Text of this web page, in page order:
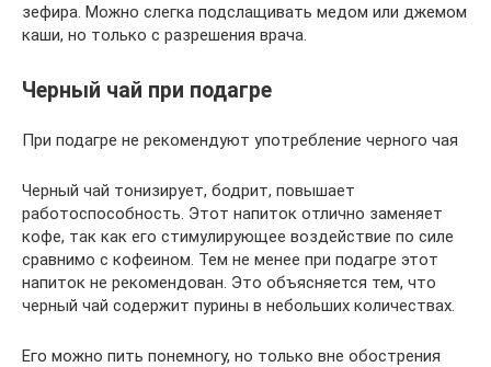
зефира. Можно слегка подслащивать медом или джемом
каши, но только с разрешения врача.
Черный чай при подагре
При подагре не рекомендуют употребление черного чая
Черный чай тонизирует, бодрит, повышает
работоспособность. Этот напиток отлично заменяет
кофе, так как его стимулирующее воздействие по силе
сравнимо с кофеином. Тем не менее при подагре этот
напиток не рекомендован. Это объясняется тем, что
черный чай содержит пурины в небольших количествах.
Его можно пить понемногу, но только вне обострения